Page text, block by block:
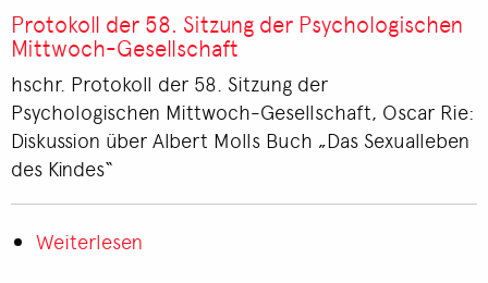
der
59.
Sitzung
der
Psychologischen
Mittwoch-
Protokoll der 58. Sitzung der Psychologischen
Mittwoch-Gesellschaft
hschr. Protokoll der 58. Sitzung der
Psychologischen Mittwoch-Gesellschaft, Oscar Rie:
Diskussion über Albert Molls Buch „Das Sexualleben
des Kindes“
Weiterlesen